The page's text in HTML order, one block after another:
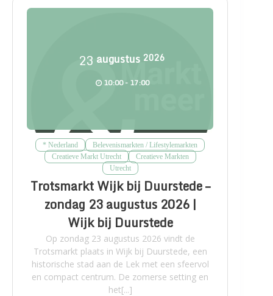
23 augustus 2026
10:00 - 17:00
* Nederland
Belevenismarkten / Lifestylemarkten
Creatieve Markt Utrecht
Creatieve Markten
Utrecht
Trotsmarkt Wijk bij Duurstede –
zondag 23 augustus 2026 |
Wijk bij Duurstede
Op zondag 23 augustus 2026 vindt de
Trotsmarkt plaats in Wijk bij Duurstede, een
historische stad aan de Lek met een sfeervol
en compact centrum. De zomerse setting en
het[...]